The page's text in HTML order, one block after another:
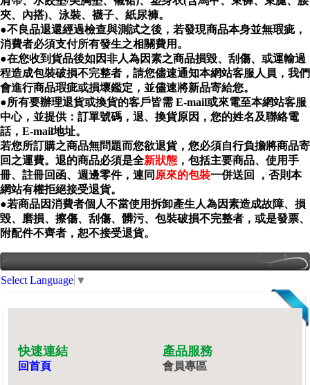
夾、內搭)、泳裝、襪子、紙尿褲。
●不良品退還經過檢查與測試之後，若發現商品本身並無瑕疵，
消費者必須支付所有發生之相關費用。
●在您收到貨品後如因非人為因素之商品損毀、刮傷、或運輸過
程造成包裝破損不完整者，請您儘速通知本網站客服人員，我們
會進行商品瑕疵或損壞鑑定，並儘速將新品寄給您。
●所有要辦理退貨或換貨的客戶皆需 E-mail或來電至本網站客服
中心，並提供：訂單號碼，退、換貨原因，您的姓名及聯絡電
話，E-mail地址。
若您所訂購之商品無問題而您欲退貨，您必須自行負擔將商品寄
回之運費。退的商品必須是全新狀態 ，包括主要商品、使用手
冊、註冊回函、週邊零件，連同 原來的包裝一併送回 ，否則本
網站有權拒絕接受退貨。
●若商品因消費者個人不當使用拆卸產生人為因素造成故障、損
毀、磨損、擦傷、刮傷、髒污、包裝破損不完整者，或是發票、
附配件不齊者，恕不接受退貨。
Select Language ▼
快速連結
回首頁
產品服務
會員專區